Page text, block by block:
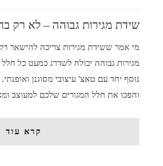
שידת מגירות גבוהה – לא רק
מי אמר ששידת מגירות צריכה להישאר
מגירות גבוהה יכולה לשדרג כמעט כל
נוסף יחד עם טאצ' עיצובי מסוגנן
והפכו את חלל המגורים שלכם למעוצב
קרא עוד